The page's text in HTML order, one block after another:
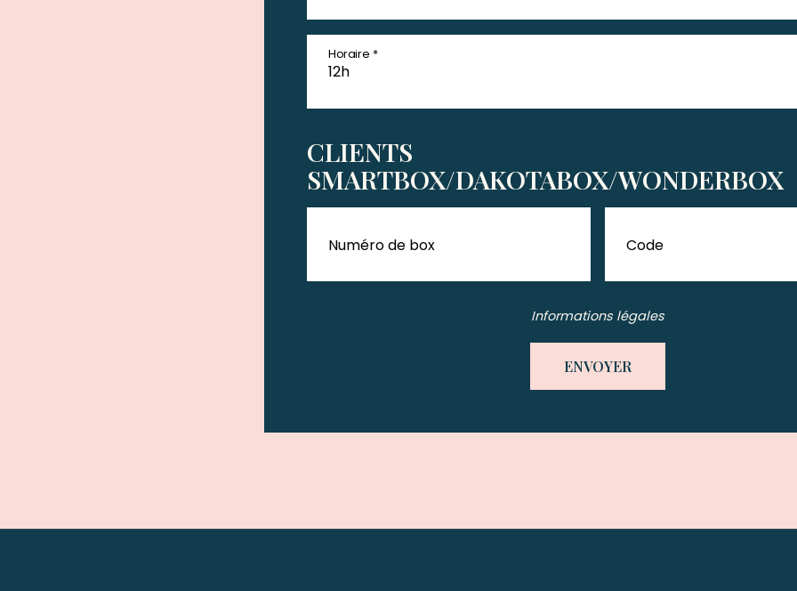
Horaire *
CLIENTS
SMARTBOX/DAKOTABOX/WONDERBOX
Numéro de box Code
Informations légales
ENVOYER